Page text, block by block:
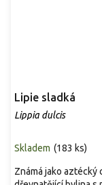
Lipie sladká
Lippia dulcis
Skladem (183 ks)
Známá jako aztécký